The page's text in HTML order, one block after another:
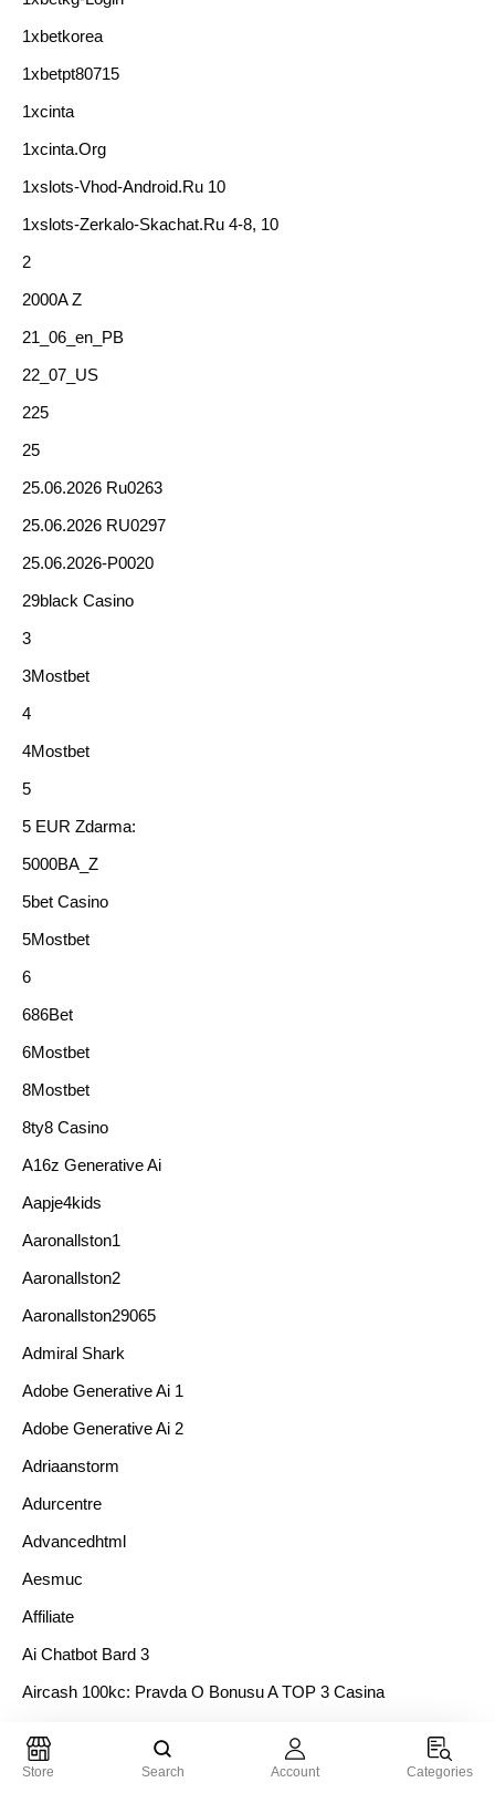
1xbetkorea
1xbetpt80715
1xcinta
1xcinta.org
1xslots-Vhod-Android.ru 10
1xslots-Zerkalo-Skachat.ru 4-8, 10
2
2000A Z
21_06_en_PB
22_07_US
225
25
25.06.2026 Ru0263
25.06.2026 RU0297
25.06.2026-P0020
29black Casino
3
3Mostbet
4
4Mostbet
5
5 EUR Zdarma:
5000BA_Z
5bet Casino
5Mostbet
6
686Bet
6Mostbet
8Mostbet
8ty8 Casino
A16z Generative Ai
Aapje4kids
Aaronallston1
Aaronallston2
Aaronallston29065
Admiral Shark
Adobe Generative Ai 1
Adobe Generative Ai 2
Adriaanstorm
Adurcentre
Advancedhtml
Aesmuc
Affiliate
Ai Chatbot Bard 3
Aircash 100kc: Pravda O Bonusu A TOP 3 Casina
Aks 1 En
Store Search Account Categories